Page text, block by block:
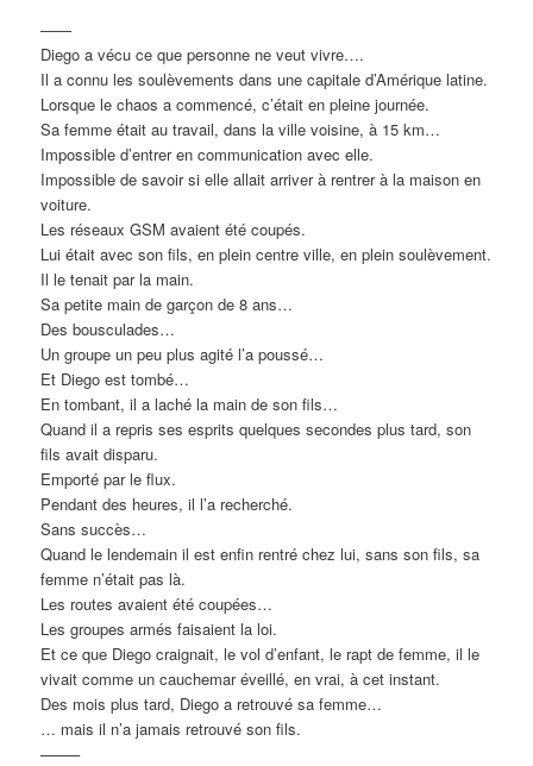
——
Diego a vécu ce que personne ne veut vivre….
Il a connu les soulèvements dans une capitale d’Amérique latine.
Lorsque le chaos a commencé, c’était en pleine journée.
Sa femme était au travail, dans la ville voisine, à 15 km…
Impossible d’entrer en communication avec elle.
Impossible de savoir si elle allait arriver à rentrer à la maison en
voiture.
Les réseaux GSM avaient été coupés.
Lui était avec son fils, en plein centre ville, en plein soulèvement.
Il le tenait par la main.
Sa petite main de garçon de 8 ans…
Des bousculades…
Un groupe un peu plus agité l’a poussé…
Et Diego est tombé…
En tombant, il a laché la main de son fils…
Quand il a repris ses esprits quelques secondes plus tard, son
fils avait disparu.
Emporté par le flux.
Pendant des heures, il l’a recherché.
Sans succès…
Quand le lendemain il est enfin rentré chez lui, sans son fils, sa
femme n’était pas là.
Les routes avaient été coupées…
Les groupes armés faisaient la loi.
Et ce que Diego craignait, le vol d’enfant, le rapt de femme, il le
vivait comme un cauchemar éveillé, en vrai, à cet instant.
Des mois plus tard, Diego a retrouvé sa femme…
… mais il n’a jamais retrouvé son fils.
——–